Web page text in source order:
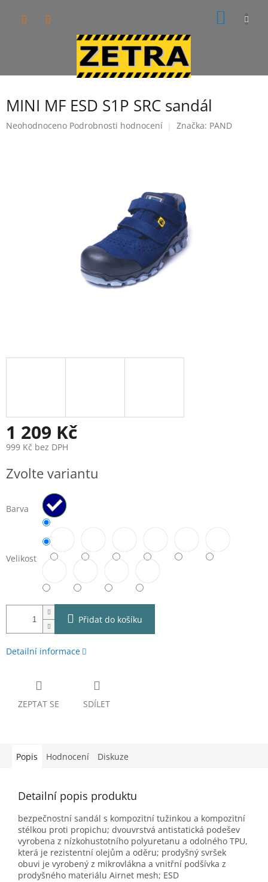
MINI MF ESD S1P SRC sandál
Průměrné
Neohodnoceno Podrobnosti hodnocení Značka: PAND
1 209 Kč
999 Kč bez DPH
cena:
Zvolte variantu
Barva
Velikost
Přidat do košíku
Detailní informace
ZEPTAT SE SDÍLET
Popis Hodnocení Diskuze
Detailní popis produktu
bezpečnostní sandál s kompozitní tužinkou a kompozitní
stélkou proti propichu; dvouvrstvá antistatická podešev
vyrobena z nízkohustotního polyuretanu a odolného TPU,
která je rezistentní olejům a oděru; prodyšný svršek
obuvi je vyrobený z mikrovlákna a vnitřní podšívka z
prodyšného materiálu Airnet mesh; ESD